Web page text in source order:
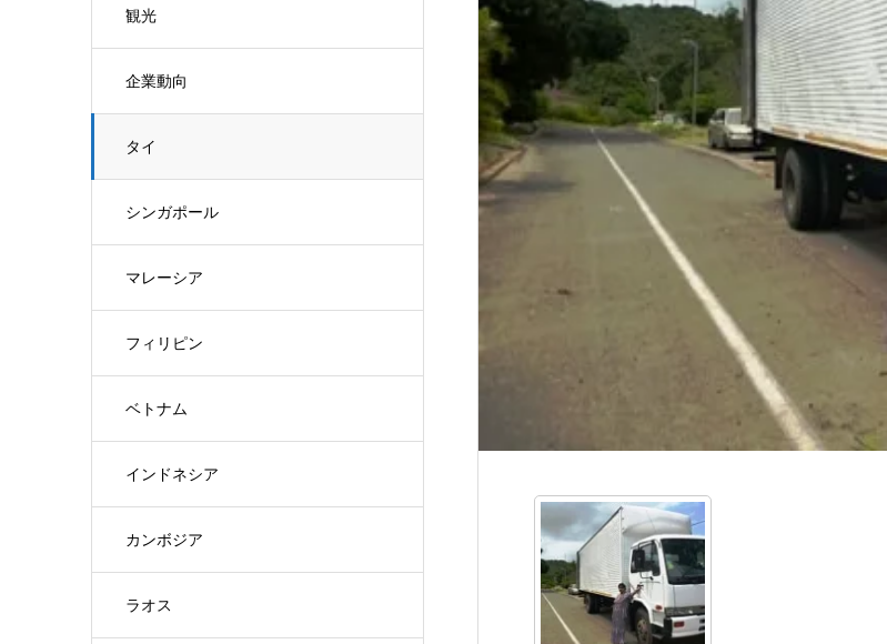
観光
企業動向
タイ
シンガポール
マレーシア
フィリピン
ベトナム
インドネシア
カンボジア
ラオス